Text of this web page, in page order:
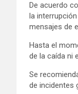
De acuerdo
la
mensajes de
Hasta el
de la caída ni
Se
de incidentes